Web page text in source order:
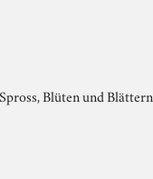
Blüten und